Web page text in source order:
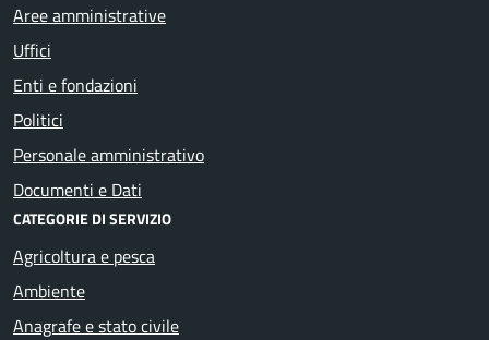
Aree amministrative
Uffici
Enti e fondazioni
Politici
Personale amministrativo
Documenti e Dati
CATEGORIE DI SERVIZIO
Agricoltura e pesca
Ambiente
Anagrafe e stato civile